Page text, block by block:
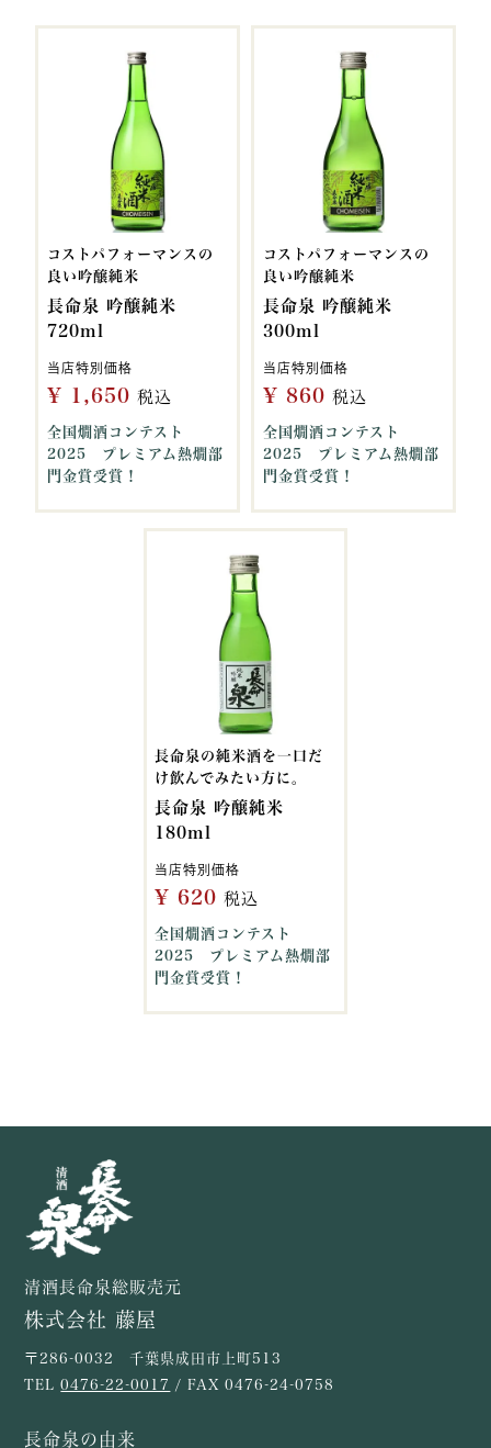
コストパフォーマンスの
良い吟醸純米
長命泉 吟醸純米
720ml
当店特別価格
¥ 1,650 税込
全国燗酒コンテスト
2025 プレミアム熱燗部
門金賞受賞！
コストパフォーマンスの
良い吟醸純米
長命泉 吟醸純米
300ml
当店特別価格
¥ 860 税込
全国燗酒コンテスト
2025 プレミアム熱燗部
門金賞受賞！
長命泉の純米酒を一口だ
け飲んでみたい方に。
長命泉 吟醸純米
180ml
当店特別価格
¥ 620 税込
全国燗酒コンテスト
2025 プレミアム熱燗部
門金賞受賞！
清酒長命泉総販売元
株式会社 藤屋
〒286-0032 千葉県成田市上町513
TEL0476-22-0017 / FAX 0476-24-0758
長命泉の由来